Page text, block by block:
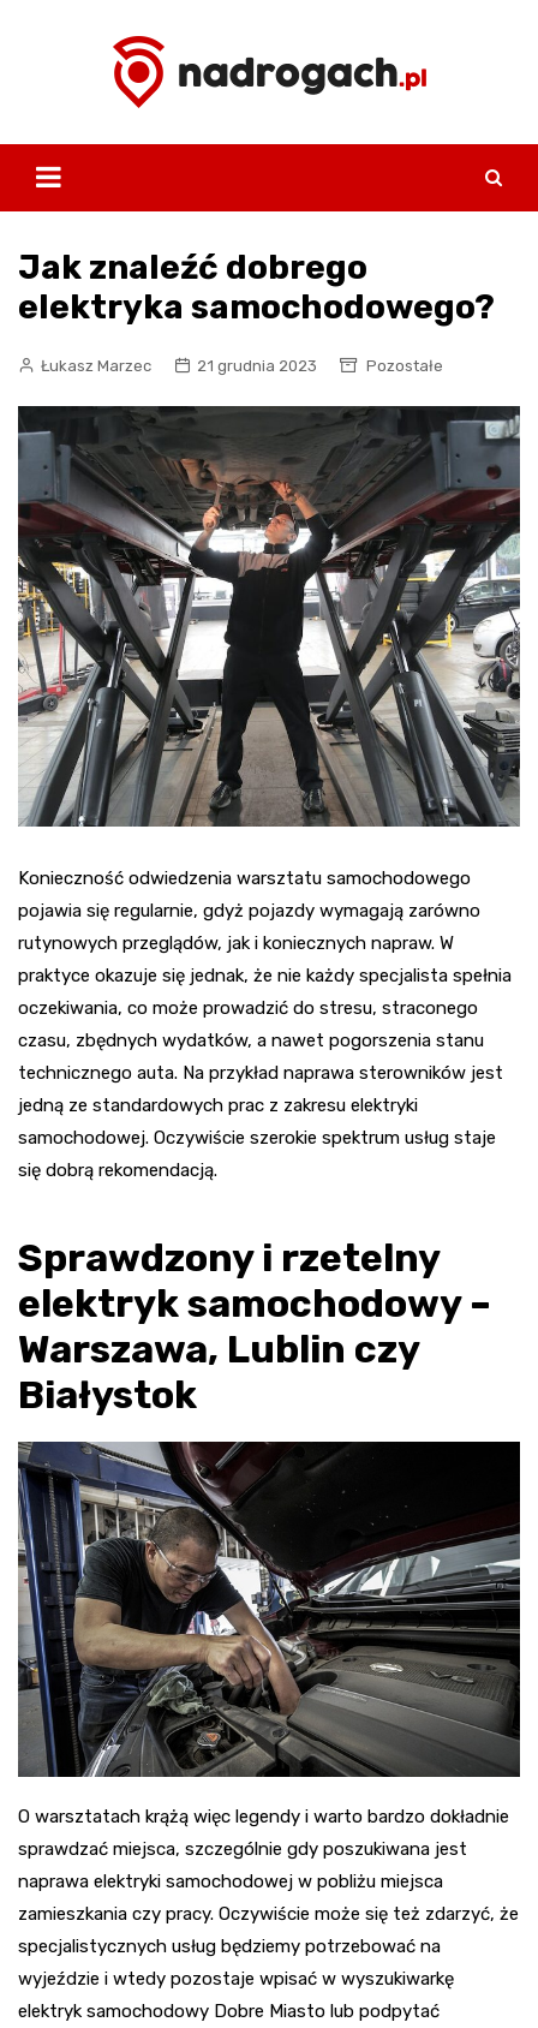
Jak znaleźć dobrego
elektryka samochodowego?
Łukasz Marzec 21 grudnia 2023 Pozostałe
Konieczność odwiedzenia warsztatu samochodowego
pojawia się regularnie, gdyż pojazdy wymagają zarówno
rutynowych przeglądów, jak i koniecznych napraw. W
praktyce okazuje się jednak, że nie każdy specjalista spełnia
oczekiwania, co może prowadzić do stresu, straconego
czasu, zbędnych wydatków, a nawet pogorszenia stanu
technicznego auta. Na przykład naprawa sterowników jest
jedną ze standardowych prac z zakresu elektryki
samochodowej. Oczywiście szerokie spektrum usług staje
się dobrą rekomendacją.
Sprawdzony i rzetelny
elektryk samochodowy –
Warszawa, Lublin czy
Białystok
O warsztatach krążą więc legendy i warto bardzo dokładnie
sprawdzać miejsca, szczególnie gdy poszukiwana jest
naprawa elektryki samochodowej w pobliżu miejsca
zamieszkania czy pracy. Oczywiście może się też zdarzyć, że
specjalistycznych usług będziemy potrzebować na
wyjeździe i wtedy pozostaje wpisać w wyszukiwarkę
elektryk samochodowy Dobre Miasto lub podpytać